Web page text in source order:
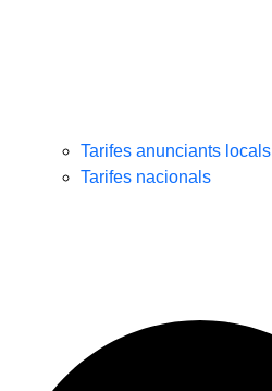
Tarifes anunciants locals
Tarifes nacionals